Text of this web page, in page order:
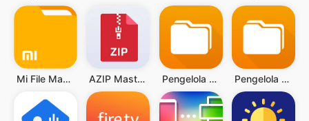
Mi File Manager AZIP Master: RAR ZIP Extractor Pengelola Data Simpel Pengelola Data Simpel Pro